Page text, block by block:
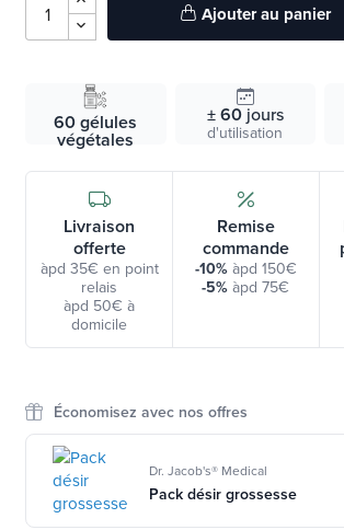
Ajouter au panier
60 gélules
végétales
± 60jours
d'utilisation
Livraison
offerte
àpd 35€ en point
relais
àpd 50€ à
domicile
Remise
commande
-10%àpd 150€
-5% àpd 75€
Économisez avec nos offres
Dr. Jacob's® Medical
Pack désir grossesse